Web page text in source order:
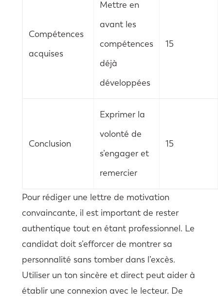
Compétences
acquises
Mettre en
avant les
compétences
déjà
développées
15
Conclusion
Exprimer la
volonté de
s’engager et
remercier
15
Pour rédiger une lettre de motivation
convaincante, il est important de rester
authentique tout en étant professionnel. Le
candidat doit s’efforcer de montrer sa
personnalité sans tomber dans l’excès.
Utiliser un ton sincère et direct peut aider à
établir une connexion avec le lecteur. De